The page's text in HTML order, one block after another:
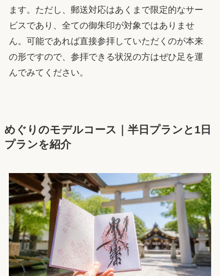
ます。ただし、郵送対応はあくまで限定的なサー
ビスであり、全ての御朱印が対象ではありませ
ん。可能であれば直接参拝していただくのが本来
の形ですので、参拝できる状況の方はぜひ足を運
んでみてください。
めぐりのモデルコース｜半日プランと1日
プランを紹介